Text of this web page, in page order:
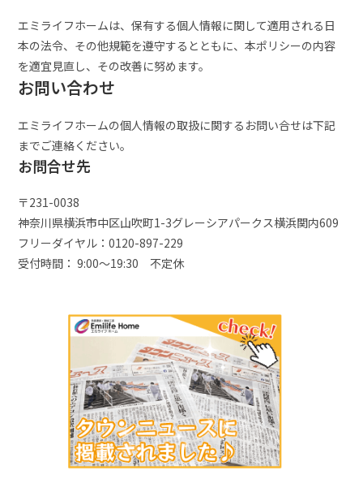
エミライフホームは、保有する個人情報に関して適用される日
本の法令、その他規範を遵守するとともに、本ポリシーの内容
を適宜見直し、その改善に努めます。
お問い合わせ
エミライフホームの個人情報の取扱に関するお問い合せは下記
までご連絡ください。
お問合せ先
〒231-0038
神奈川県横浜市中区山吹町1-3グレーシアパークス横浜関内609
フリーダイヤル：0120-897-229
受付時間： 9:00～19:30 不定休